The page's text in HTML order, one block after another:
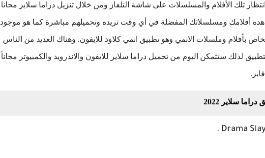
تلك الأفلام والمسلسلات على شاشة التلفاز ومن خلال تنزيل دراما سلاير مجانا
أفلامك ومسلسلاتك المفضلة في أي وقت تريده وتحميلهم مباشرة كما هو موجود
بأفلام وملسلات الانمي وهو تطبيق انمي كلاود للايفون. وهناك العديد من الناس
لذلك ستتمكن اليوم من تحميل دراما سلاير للايفون والاندرويد والكمبيوتر مجاناً
سلاير 2022
Drama